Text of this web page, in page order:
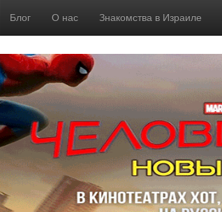
Блог О нас Знакомства в Израиле